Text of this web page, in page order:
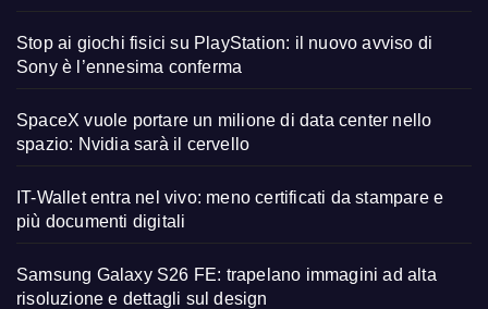
Stop ai giochi fisici su PlayStation: il nuovo avviso di
Sony è l’ennesima conferma
SpaceX vuole portare un milione di data center nello
spazio: Nvidia sarà il cervello
IT-Wallet entra nel vivo: meno certificati da stampare e
più documenti digitali
Samsung Galaxy S26 FE: trapelano immagini ad alta
risoluzione e dettagli sul design